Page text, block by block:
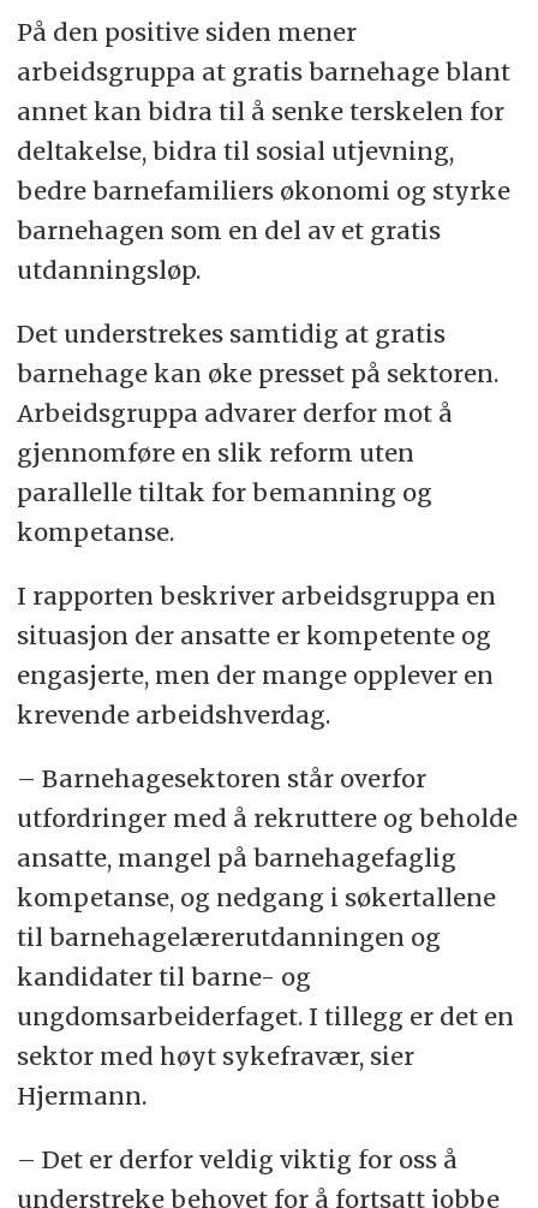
innføre gratis barnehageplass for alle barn
i Norge. Arbeidsgruppen skal ta
utgangspunkt i at gratisprinsippet skal
være styrende i barnehagesektoren på
linje med resten av utdanningssektoren.
Arbeidsgruppen skal som en del av
oppdraget vurdere konsekvenser innføring
av gratis barnehage kan ha for
barnehagesektoren og samfunnet for
øvrig, herunder tilgjengelighet og
deltakelse, sosial utjevning,
bemanningssituasjon, rekruttering til
barnehagelærerutdanningene, opptak av
barn og rett til plass, hvilke
besparelser en universell ordning vil gi, og
eventuelt andre forhold arbeidsgruppen
anser relevante. Arbeidsgruppen kan også
peke på behov for andre tiltak som bør
iverksettes parallelt med innføring av
gratis barnehage. Arbeidsgruppen bes også
vurdere modell for innføring av gratis
barnehage for alle. Arbeidsgruppen skal
levere første delrapport innen utgangen av
oktober 2025 og endelig rapport innen
medio mai 2026. Det settes av 5 mill.
kroner til arbeidet på kap. 231 post 21.
På den positive siden mener
arbeidsgruppa at gratis barnehage blant
annet kan bidra til å senke terskelen for
deltakelse, bidra til sosial utjevning,
bedre barnefamiliers økonomi og styrke
barnehagen som en del av et gratis
utdanningsløp.
Det understrekes samtidig at gratis
barnehage kan øke presset på sektoren.
Arbeidsgruppa advarer derfor mot å
gjennomføre en slik reform uten
parallelle tiltak for bemanning og
kompetanse.
I rapporten beskriver arbeidsgruppa en
situasjon der ansatte er kompetente og
engasjerte, men der mange opplever en
krevende arbeidshverdag.
– Barnehagesektoren står overfor
utfordringer med å rekruttere og beholde
ansatte, mangel på barnehagefaglig
kompetanse, og nedgang i søkertallene
til barnehagelærerutdanningen og
kandidater til barne- og
ungdomsarbeiderfaget. I tillegg er det en
sektor med høyt sykefravær, sier
Hjermann.
– Det er derfor veldig viktig for oss å
understreke behovet for å fortsatt jobbe